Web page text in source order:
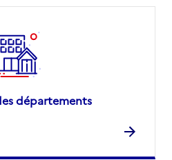
départements